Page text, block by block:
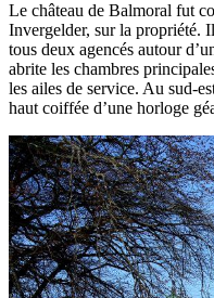
Le château de Balmoral fut
Invergelder, sur la propriété.
tous deux agencés autour
abrite les chambres
les ailes de service. Au sud-
haut coiffée d’une horloge